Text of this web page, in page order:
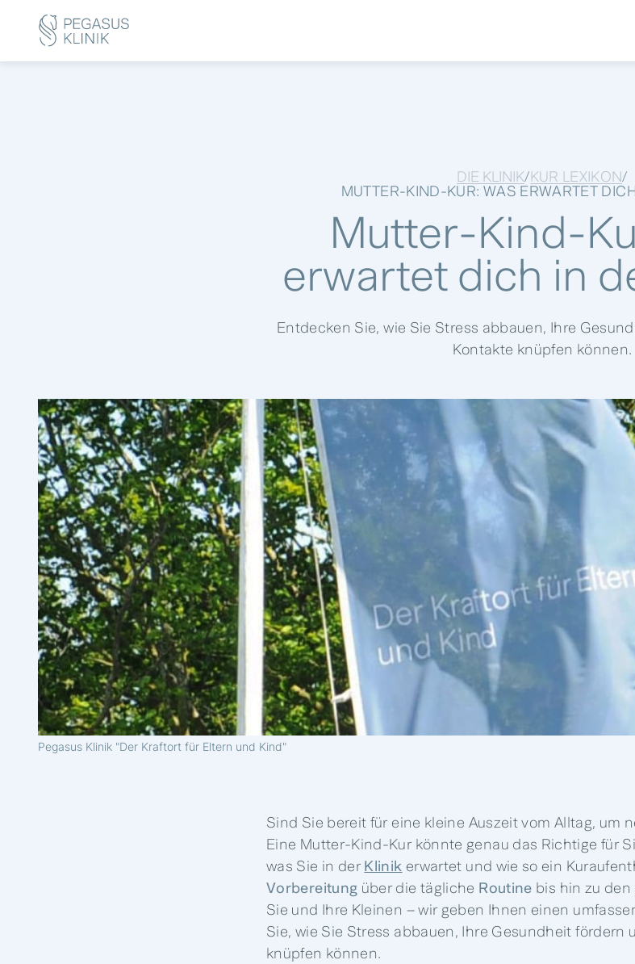
DIE KLINIK/KUR LEXIKON/
MUTTER-KIND-KUR: WAS ERWARTET
Mutter-Kind-
erwartet dich in
Entdecken Sie, wie Sie Stress abbauen, Ihre
Kontakte knüpfen können.
Pegasus Klinik "Der Kraftort für Eltern und Kind"
Sind Sie bereit für eine kleine Auszeit vom Alltag, um
Eine Mutter-Kind-Kur könnte genau das Richtige für
was Sie in derKlinik erwartet und wie so ein
Vorbereitung über die tägliche Routine bis hin zu
Sie und Ihre Kleinen – wir geben Ihnen einen
Sie, wie Sie Stress abbauen, Ihre Gesundheit fördern
knüpfen können.